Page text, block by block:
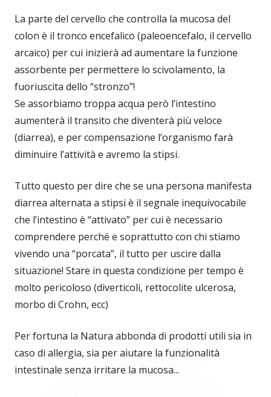
La parte del cervello che controlla la mucosa del
colon è il tronco encefalico (paleoencefalo, il cervello
arcaico) per cui inizierà ad aumentare la funzione
assorbente per permettere lo scivolamento, la
fuoriuscita dello “stronzo”!
Se assorbiamo troppa acqua però l’intestino
aumenterà il transito che diventerà più veloce
(diarrea), e per compensazione l’organismo farà
diminuire l’attività e avremo la stipsi.
Tutto questo per dire che se una persona manifesta
diarrea alternata a stipsi è il segnale inequivocabile
che l’intestino è “attivato” per cui è necessario
comprendere perché e soprattutto con chi stiamo
vivendo una “porcata”, il tutto per uscire dalla
situazione! Stare in questa condizione per tempo è
molto pericoloso (diverticoli, rettocolite ulcerosa,
morbo di Crohn, ecc)
Per fortuna la Natura abbonda di prodotti utili sia in
caso di allergia, sia per aiutare la funzionalità
intestinale senza irritare la mucosa...